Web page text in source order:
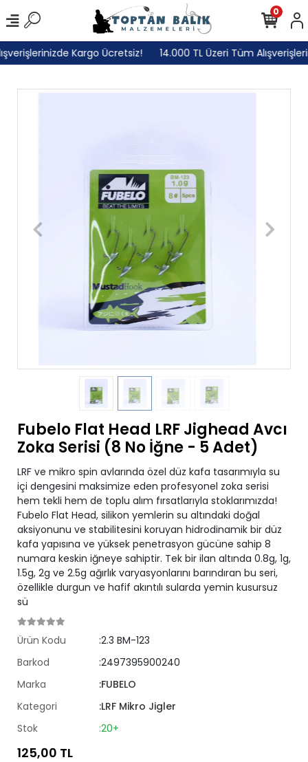
Kargo Ücretsiz! 14.000 TL Üzeri Tüm
0
Fubelo Flat Head LRF Jighead Avcı
Zoka Serisi (8 No İğne - 5 Adet)
LRF ve mikro spin avlarında özel düz kafa tasarımıyla su
içi dengesini maksimize eden profesyonel zoka serisi
hem tekli hem de toplu alım fırsatlarıyla stoklarımızda!
Fubelo Flat Head, silikon yemlerin su altındaki doğal
aksiyonunu ve stabilitesini koruyan hidrodinamik bir düz
kafa yapısına ve yüksek penetrasyon gücüne sahip 8
numara keskin iğneye sahiptir. Tek bir ilan altında 0.8g, 1g,
1.5g, 2g ve 2.5g ağırlık varyasyonlarını barındıran bu seri,
özellikle durgun ve hafif akıntılı sularda yemin kusursuz
sü
Ürün Kodu
:2.3 BM-123
Barkod
:2497395900240
Marka
:FUBELO
Kategori
:LRF Mikro Jigler
Stok
:20+
125,00 TL